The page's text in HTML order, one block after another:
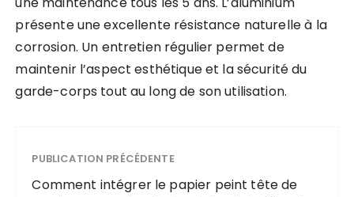
présente une excellente résistance naturelle à la
corrosion. Un entretien régulier permet de
maintenir l’aspect esthétique et la sécurité du
garde-corps tout au long de son utilisation.
PUBLICATION PRÉCÉDENTE
Comment intégrer le papier peint tête de